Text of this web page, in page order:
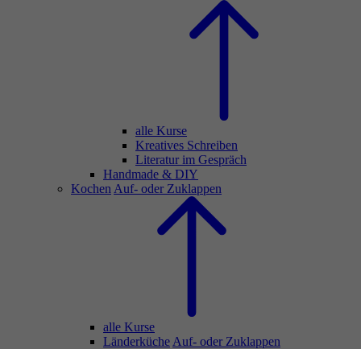
alle Kurse
Kreatives Schreiben
Literatur im Gespräch
Handmade & DIY
Kochen Auf- oder Zuklappen
alle Kurse
Länderküche Auf- oder Zuklappen